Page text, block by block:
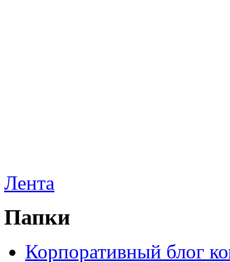
Лента
Папки
Корпоративный блог